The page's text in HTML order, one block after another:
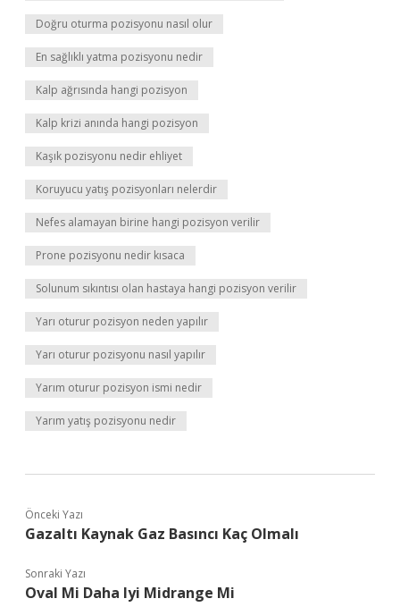
Doğru oturma pozisyonu nasıl olur
En sağlıklı yatma pozisyonu nedir
Kalp ağrısında hangi pozisyon
Kalp krizi anında hangi pozisyon
Kaşık pozisyonu nedir ehliyet
Koruyucu yatış pozisyonları nelerdir
Nefes alamayan birine hangi pozisyon verilir
Prone pozisyonu nedir kısaca
Solunum sıkıntısı olan hastaya hangi pozisyon verilir
Yarı oturur pozisyon neden yapılır
Yarı oturur pozisyonu nasıl yapılır
Yarım oturur pozisyon ismi nedir
Yarım yatış pozisyonu nedir
Önceki Yazı
Gazaltı Kaynak Gaz Basıncı Kaç Olmalı
Sonraki Yazı
Oval Mi Daha Iyi Midrange Mi